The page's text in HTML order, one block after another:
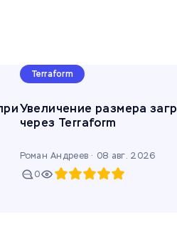
Terraform
Увеличение размера
через Terraform
Роман Андреев · 08 авг. 2026
0